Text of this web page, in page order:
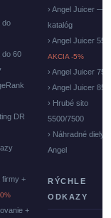
do
do 60
DR
firmy +
+
› Angel Juicer —
katalóg
› Angel Juicer
AKCIA -5%
› Angel Juicer
› Angel Juicer
› Hrubé sito
5500/7500
› Náhradné diely
Angel
RÝCHLE
ODKAZY